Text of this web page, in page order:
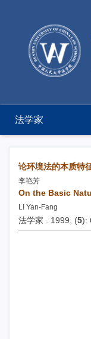
法学家
论环境法的本质特
李艳芳
On the Basic
LI Yan-Fang
法学家 . 1999, (5):